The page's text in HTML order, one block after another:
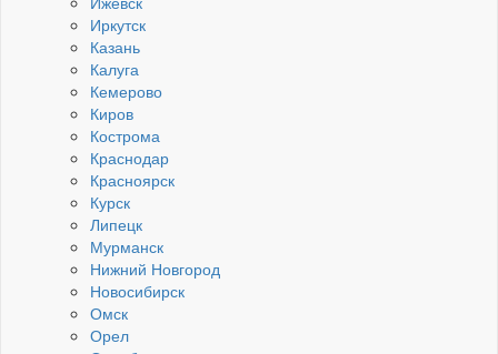
Иркутск
Казань
Калуга
Кемерово
Киров
Кострома
Краснодар
Красноярск
Курск
Липецк
Мурманск
Нижний Новгород
Новосибирск
Омск
Орел